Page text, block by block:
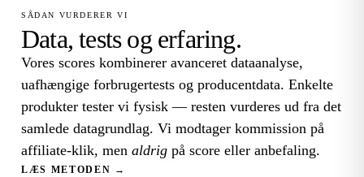
SÅDAN VURDERER VI
Data, tests og erfaring.
Vores scores kombinerer avanceret dataanalyse,
uafhængige forbrugertests og producentdata. Enkelte
produkter tester vi fysisk — resten vurderes ud fra det
samlede datagrundlag. Vi modtager kommission på
affiliate-klik, men aldrig på score eller anbefaling.
LÆS METODEN →